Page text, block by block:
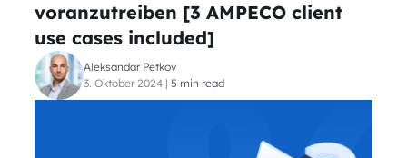
voranzutreiben [3 AMPECO client
use cases included]
Aleksandar Petkov
3. Oktober 2024 | 5 min read